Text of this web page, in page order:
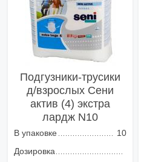
Подгузники-трусики
д/взрослых Сени
актив (4) экстра
лардж N10
В упаковке
10
Дозировка